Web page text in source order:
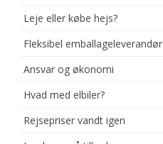
Leje eller købe hejs?
Fleksibel emballageleverandør
Ansvar og økonomi
Hvad med elbiler?
Rejsepriser vandt igen